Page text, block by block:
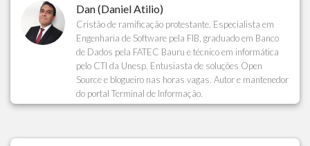
Dan (Daniel Atilio)
Cristão de ramificação protestante. Especialista em
Engenharia de Software pela FIB, graduado em Banco
de Dados pela FATEC Bauru e técnico em informática
pelo CTI da Unesp. Entusiasta de soluções Open
Source e blogueiro nas horas vagas. Autor e mantenedor
do portal Terminal de Informação.